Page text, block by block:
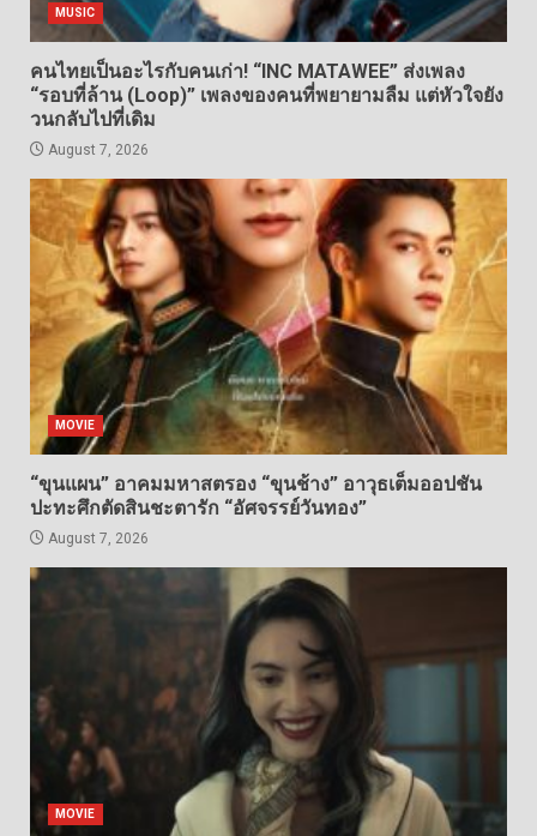
MUSIC
คนไทยเป็นอะไรกับคนเก่า! “INC MATAWEE” ส่งเพลง
“รอบที่ล้าน (Loop)” เพลงของคนที่พยายามลืม แต่หัวใจยัง
วนกลับไปที่เดิม
August 7, 2026
MOVIE
“ขุนแผน” อาคมมหาสตรอง “ขุนช้าง” อาวุธเต็มออปชัน
ปะทะศึกตัดสินชะตารัก “อัศจรรย์วันทอง”
August 7, 2026
MOVIE